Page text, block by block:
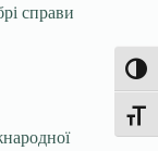
справи